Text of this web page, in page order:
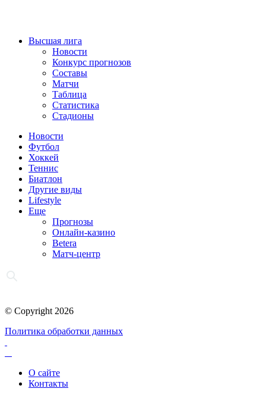
Высшая лига
Новости
Конкурс прогнозов
Составы
Матчи
Таблица
Статистика
Стадионы
Новости
Футбол
Хоккей
Теннис
Биатлон
Другие виды
Lifestyle
Еще
Прогнозы
Онлайн-казино
Betera
Матч-центр
© Copyright 2026
Политика обработки данных
О сайте
Контакты